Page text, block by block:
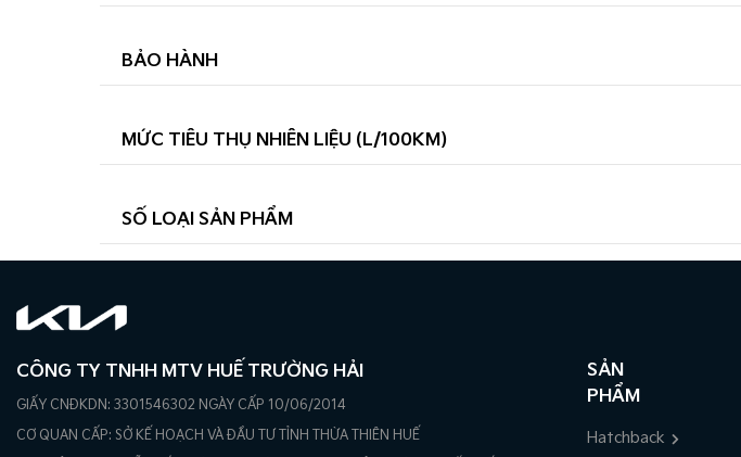
BẢO HÀNH
MỨC TIÊU THỤ NHIÊN LIỆU (L/100KM)
SỐ LOẠI SẢN PHẨM
CÔNG TY TNHH MTV HUẾ TRƯỜNG HẢI
GIẤY CNĐKDN: 3301546302 NGÀY CẤP 10/06/2014
CƠ QUAN CẤP: SỞ KẾ HOẠCH VÀ ĐẦU TƯ TỈNH THỪA THIÊN HUẾ
SẢN
PHẨM
Hatchback